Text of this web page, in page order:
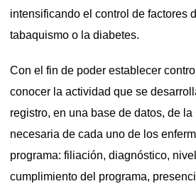
intensificando el control de factores
tabaquismo o la diabetes.
Con el fin de poder establecer
conocer la actividad que se
registro, en una base de datos, de
necesaria de cada uno de los
programa: filiación, diagnóstico,
cumplimiento del programa,